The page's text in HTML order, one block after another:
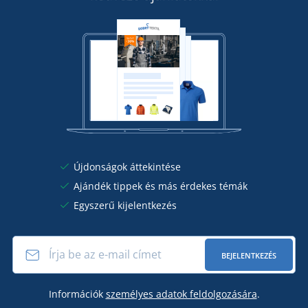
Újdonságok áttekintése
Ajándék tippek és más érdekes témák
Egyszerű kijelentkezés
BEJELENTKEZÉS
Információk személyes adatok feldolgozására.